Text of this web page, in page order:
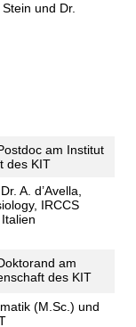
und Dr.
am Institut
des KIT
A. d’Avella,
IRCCS
am
des KIT
(M.Sc.) und